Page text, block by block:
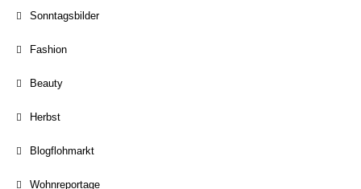
Sonntagsbilder
Fashion
Beauty
Herbst
Blogflohmarkt
Wohnreportage